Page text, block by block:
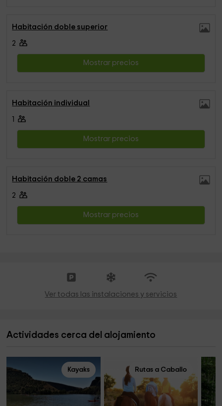
Habitación doble superior
2
Mostrar precios
Habitación individual
Mostrar precios
Habitación doble 2 camas
2
Mostrar precios
Ver todas las instalaciones y servicios
Actividades cerca del alojamiento
Kayaks Rutas a Caballo